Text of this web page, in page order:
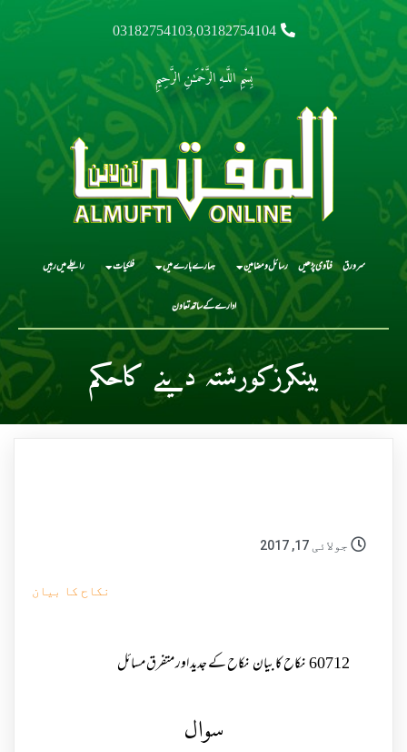
03182754103,03182754104
بِسْمِ اللَّـهِ الرَّحْمَـٰنِ الرَّحِيمِ
سرورق فتاوی پڑھیں رسائل و مضامین ہمارے بارے میں فلکیات رابطے میں رہیں
ادارے کے ساتھ تعاون
بینکرزکورشتہ دینے کاحکم
جولائی 17, 2017
نکاح کا بیان
60712نکاح کا بیاننکاح کے جدید اور متفرق مسائل
سوال